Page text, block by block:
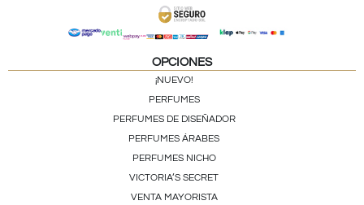
OPCIONES
¡NUEVO!
PERFUMES
PERFUMES DE DISEÑADOR
PERFUMES ÁRABES
PERFUMES NICHO
VICTORIA’S SECRET
VENTA MAYORISTA